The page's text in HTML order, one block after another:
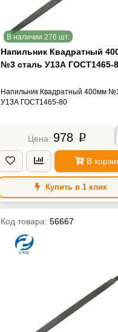
В наличии 276 шт.
Напильник Квадратный
№3 сталь У13А ГОСТ1465-
Напильник Квадратный 400мм
У13А ГОСТ1465-80
978 p
В
Купить в 1 клик
Код товара: 56667